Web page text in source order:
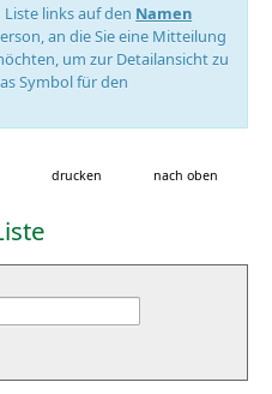
links auf den Namen
an die Sie eine Mitteilung
um zur Detailansicht zu
Symbol für den
drucken nach oben